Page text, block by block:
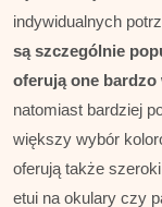
indywidualnych
są szczególnie
oferują one
natomiast bardziej
większy wybór
oferują także
etui na okulary czy